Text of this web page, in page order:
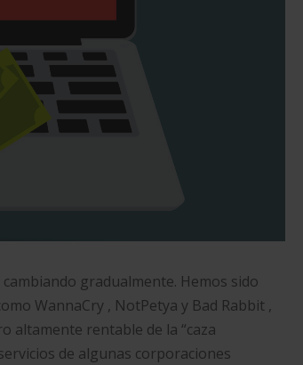
gradualmente. Hemos sido
WannaCry , NotPetya y Bad Rabbit ,
altamente rentable de la “caza
de algunas corporaciones